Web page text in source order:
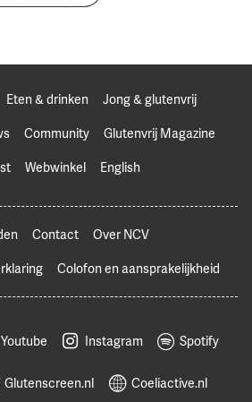
Eten & drinken
Jong & glutenvrij
Community
Glutenvrij Magazine
Webwinkel English
Contact
Over NCV
Colofon en aansprakelijkheid
Youtube Instagram Spotify
Glutenscreen.nl Coeliactive.nl